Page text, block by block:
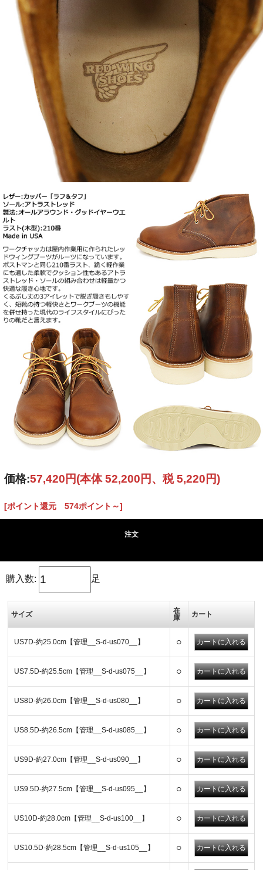
価格:57,420円(本体 52,200円、税 5,220円)
[ポイント還元 574ポイント～]
注文
購入数: 足
サイズ
在
庫
カート
US7D-約25.0cm【管理__S-d-us070__】 ○
US7.5D-約25.5cm【管理__S-d-us075__】 ○
US8D-約26.0cm【管理__S-d-us080__】 ○
US8.5D-約26.5cm【管理__S-d-us085__】 ○
US9D-約27.0cm【管理__S-d-us090__】 ○
US9.5D-約27.5cm【管理__S-d-us095__】 ○
US10D-約28.0cm【管理__S-d-us100__】 ○
US10.5D-約28.5cm【管理__S-d-us105__】 ○